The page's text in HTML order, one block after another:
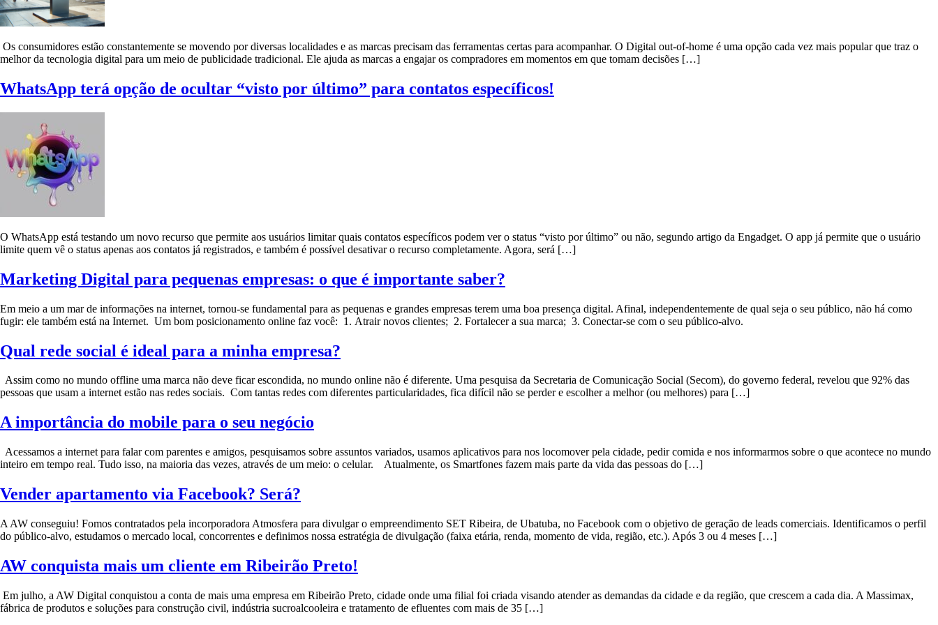
Os consumidores estão constantemente se movendo por diversas localidades e as marcas precisam das ferramentas certas para acompanhar. O Digital out-of-home é uma opção cada vez mais popular que traz o
melhor da tecnologia digital para um meio de publicidade tradicional. Ele ajuda as marcas a engajar os compradores em momentos em que tomam decisões […]
WhatsApp terá opção de ocultar “visto por último” para contatos específicos!
O WhatsApp está testando um novo recurso que permite aos usuários limitar quais contatos específicos podem ver o status “visto por último” ou não, segundo artigo da Engadget. O app já permite que o usuário
limite quem vê o status apenas aos contatos já registrados, e também é possível desativar o recurso completamente. Agora, será […]
Marketing Digital para pequenas empresas: o que é importante saber?
Em meio a um mar de informações na internet, tornou-se fundamental para as pequenas e grandes empresas terem uma boa presença digital. Afinal, independentemente de qual seja o seu público, não há como
fugir: ele também está na Internet. Um bom posicionamento online faz você: 1. Atrair novos clientes; 2. Fortalecer a sua marca; 3. Conectar-se com o seu público-alvo.
Qual rede social é ideal para a minha empresa?
Assim como no mundo offline uma marca não deve ficar escondida, no mundo online não é diferente. Uma pesquisa da Secretaria de Comunicação Social (Secom), do governo federal, revelou que 92% das
pessoas que usam a internet estão nas redes sociais. Com tantas redes com diferentes particularidades, fica difícil não se perder e escolher a melhor (ou melhores) para […]
A importância do mobile para o seu negócio
Acessamos a internet para falar com parentes e amigos, pesquisamos sobre assuntos variados, usamos aplicativos para nos locomover pela cidade, pedir comida e nos informarmos sobre o que acontece no mundo
inteiro em tempo real. Tudo isso, na maioria das vezes, através de um meio: o celular. Atualmente, os Smartfones fazem mais parte da vida das pessoas do […]
Vender apartamento via Facebook? Será?
A AW conseguiu! Fomos contratados pela incorporadora Atmosfera para divulgar o empreendimento SET Ribeira, de Ubatuba, no Facebook com o objetivo de geração de leads comerciais. Identificamos o perfil
do público-alvo, estudamos o mercado local, concorrentes e definimos nossa estratégia de divulgação (faixa etária, renda, momento de vida, região, etc.). Após 3 ou 4 meses […]
AW conquista mais um cliente em Ribeirão Preto!
Em julho, a AW Digital conquistou a conta de mais uma empresa em Ribeirão Preto, cidade onde uma filial foi criada visando atender as demandas da cidade e da região, que crescem a cada dia. A Massimax,
fábrica de produtos e soluções para construção civil, indústria sucroalcooleira e tratamento de efluentes com mais de 35 […]